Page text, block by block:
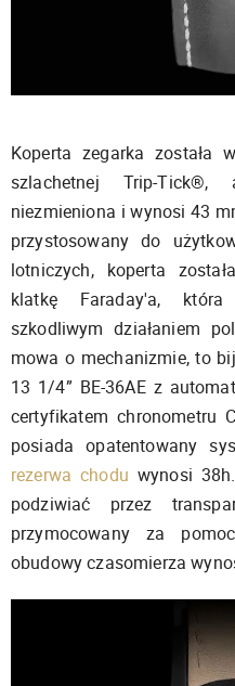
Koperta zegarka została
szlachetnej Trip-
niezmieniona i wynosi 43
przystosowany do
lotniczych, koperta
klatkę Faraday'a,
szkodliwym działaniem
mowa o mechanizmie, to
13 1/4” BE-36AE z
certyfikatem chronometru
posiada opatentowany
rezerwa chodu wynosi
podziwiać przez
przymocowany za
obudowy czasomierza